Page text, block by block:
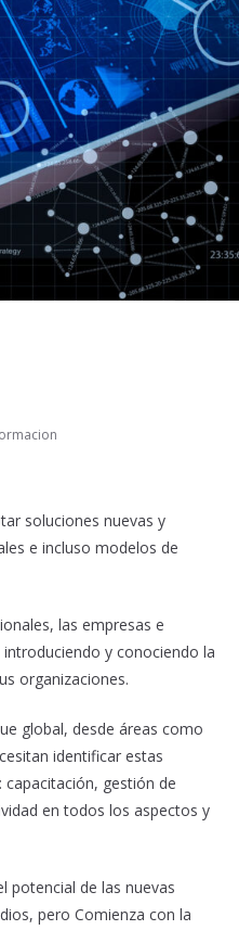
soluciones nuevas y
e incluso modelos de
las empresas e
y conociendo la
organizaciones.
global, desde áreas como
identificar estas
gestión de
en todos los aspectos y
potencial de las nuevas
pero Comienza con la